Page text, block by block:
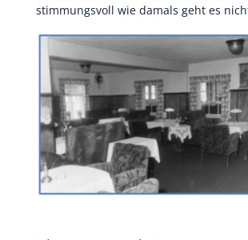
stimmungsvoll wie damals geht es